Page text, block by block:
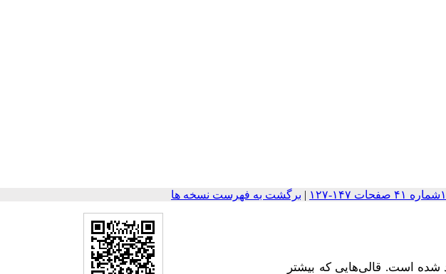
| برگشت به فهرست نسخه ها
شده است. قالی‌هایی که بیشتر